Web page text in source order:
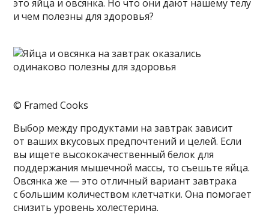
это яйца и овсянка. Но что они дают нашему телу
и чем полезны для здоровья?
© Framed Cooks
Выбор между продуктами на завтрак зависит
от ваших вкусовых предпочтений и целей. Если
вы ищете высококачественный белок для
поддержания мышечной массы, то съешьте яйца.
Овсянка же — это отличный вариант завтрака
с большим количеством клетчатки. Она помогает
снизить уровень холестерина.